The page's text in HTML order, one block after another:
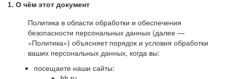
1. О чём этот документ
Политика в области обработки и обеспечения
безопасности персональных данных (далее —
«Политика») объясняет порядок и условия обработки
ваших персональных данных, когда вы:
посещаете наши сайты: